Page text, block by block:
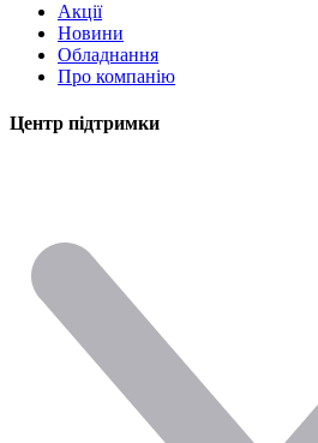
Акції
Новини
Обладнання
Про компанію
Центр підтримки